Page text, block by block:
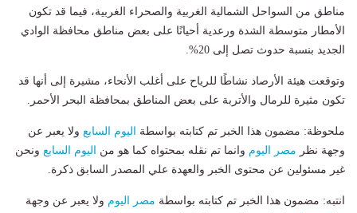
مناطق من السواحل الشمالية الغربية والصحراء الغربية، فيما قد تكون
الأمطار متوسطة الشدة ورعدية أحيانًا على بعض مناطق محافظة الوادي
الجديد بنسبة حدوث تصل إلى 20%.
وتوقعت هيئة الأرصاد نشاطًا للرياح على أغلب الأنحاء، مشيرة إلى أنها قد
تكون مثيرة للرمال والأتربة على بعض المناطق بمحافظة البحر الأحمر.
ملحوظة: مضمون هذا الخبر تم كتابته بواسطة اليوم السابع ولا يعبر عن
وجهة نظر مصر اليوم وانما تم نقله بمحتواه كما هو من اليوم السابع ونحن
غير مسئولين عن محتوى الخبر والعهدة علي المصدر السابق ذكرة.
انتبه: مضمون هذا الخبر تم كتابته بواسطة مصر اليوم ولا يعبر عن وجهة